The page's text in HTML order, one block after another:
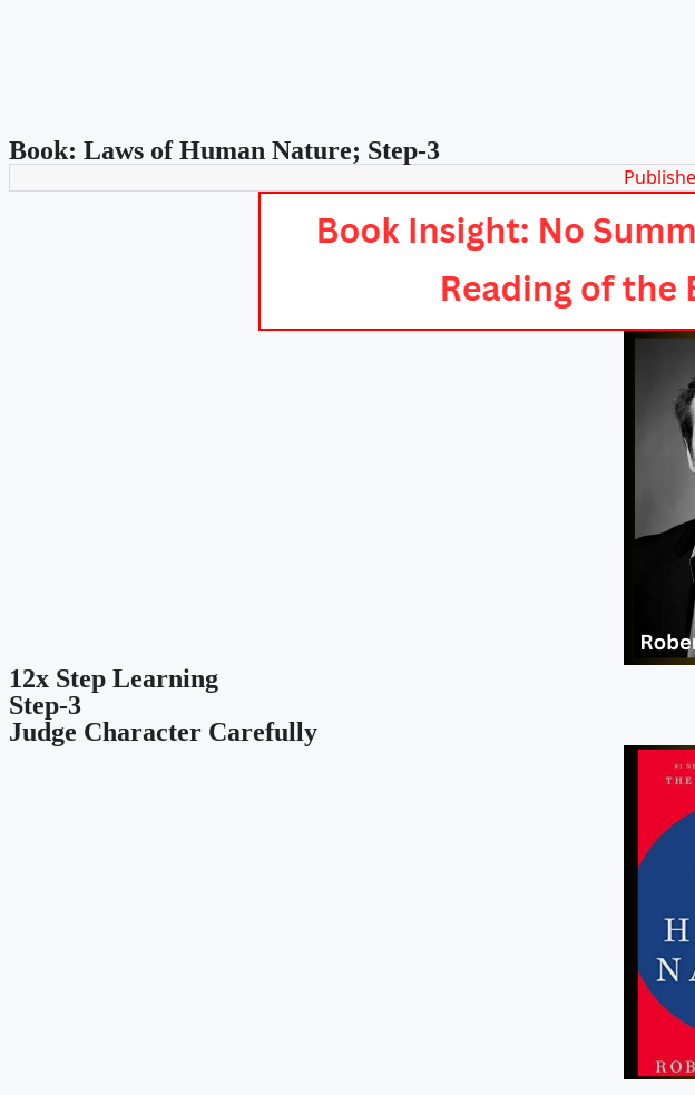
Book: Laws of Human Nature; Step-3
12x Step Learning
Step-3
Judge Character Carefully